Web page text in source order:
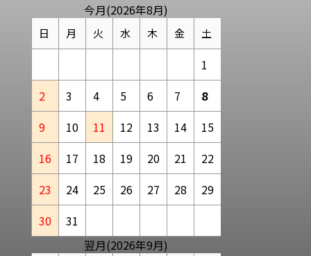
今月(2026年8月)
日 月 火 水 木 金 土
1
2
3 4 5 6 7
8
9
10 11 12 13 14
15
16
17 18 19 20 21
22
23
24 25 26 27 28
29
30
31
翌月(2026年9月)